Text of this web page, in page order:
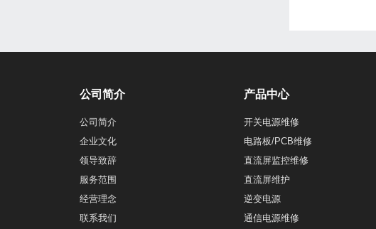
公司简介
公司简介
企业文化
领导致辞
服务范围
经营理念
联系我们
产品中心
开关电源维修
电路板/PCB维修
直流屏监控维修
直流屏维护
逆变电源
通信电源维修